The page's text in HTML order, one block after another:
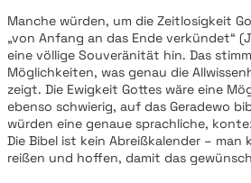
Manche würden, um die Zeitlosigkeit
„von Anfang an das Ende verkündet“
eine völlige Souveränität hin. Das
Möglichkeiten, was genau die
zeigt. Die Ewigkeit Gottes wäre eine
ebenso schwierig, auf das Geradewo
würden eine genaue sprachliche,
Die Bibel ist kein Abreißkalender –
reißen und hoffen, damit das